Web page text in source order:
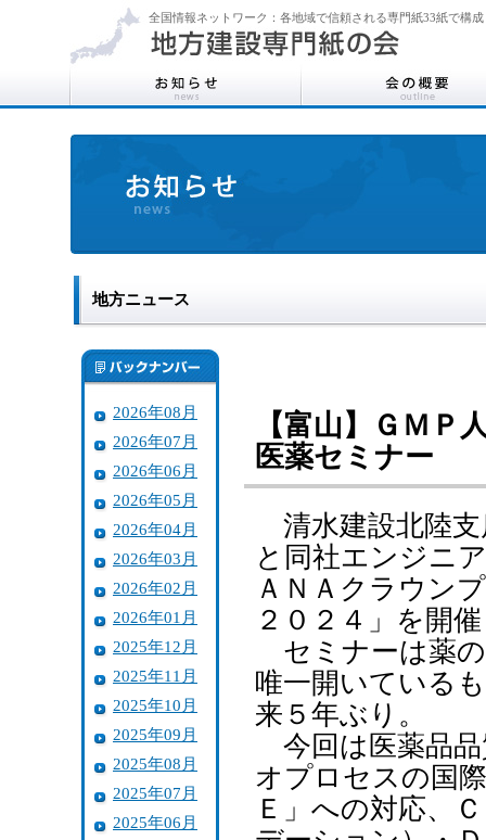
全国情報ネットワーク：各地域で信頼される専門紙33紙で構成
地方ニュース
2026年08月
2026年07月
2026年06月
2026年05月
2026年04月
2026年03月
2026年02月
2026年01月
2025年12月
2025年11月
2025年10月
2025年09月
2025年08月
2025年07月
2025年06月
【富山】ＧＭＰ
医薬セミナー
清水建設北陸支
と同社エンジニ
ＡＮＡクラウン
２０２４」を開
セミナーは薬の
唯一開いている
来５年ぶり。
今回は医薬品品
オプロセスの国
Ｅ」への対応、